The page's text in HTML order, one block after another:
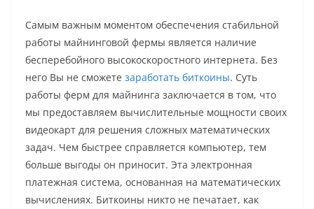
Самым важным моментом обеспечения стабильной
работы майнинговой фермы является наличие
бесперебойного высокоскоростного интернета. Без
него Вы не сможете заработать биткоины. Суть
работы ферм для майнинга заключается в том, что
мы предоставляем вычислительные мощности своих
видеокарт для решения сложных математических
задач. Чем быстрее справляется компьютер, тем
больше выгоды он приносит. Эта электронная
платежная система, основанная на математических
вычислениях. Биткоины никто не печатает, как